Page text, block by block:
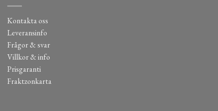
Kontakta oss
Leveransinfo
Frågor & svar
Villkor & info
Prisgaranti
Fraktzonkarta